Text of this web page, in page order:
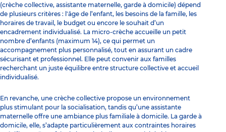
(crèche collective, assistante maternelle, garde à domicile) dépend
de plusieurs critères : l'âge de l’enfant, les besoins de la famille, les
horaires de travail, le budget ou encore le souhait d’un
encadrement individualisé. La micro-crèche accueille un petit
nombre d’enfants (maximum 14), ce qui permet un
accompagnement plus personnalisé, tout en assurant un cadre
sécurisant et professionnel. Elle peut convenir aux familles
recherchant un juste équilibre entre structure collective et accueil
individualisé.
En revanche, une crèche collective propose un environnement
plus stimulant pour la socialisation, tandis qu’une assistante
maternelle offre une ambiance plus familiale à domicile. La garde à
domicile, elle, s’adapte particulièrement aux contraintes horaires